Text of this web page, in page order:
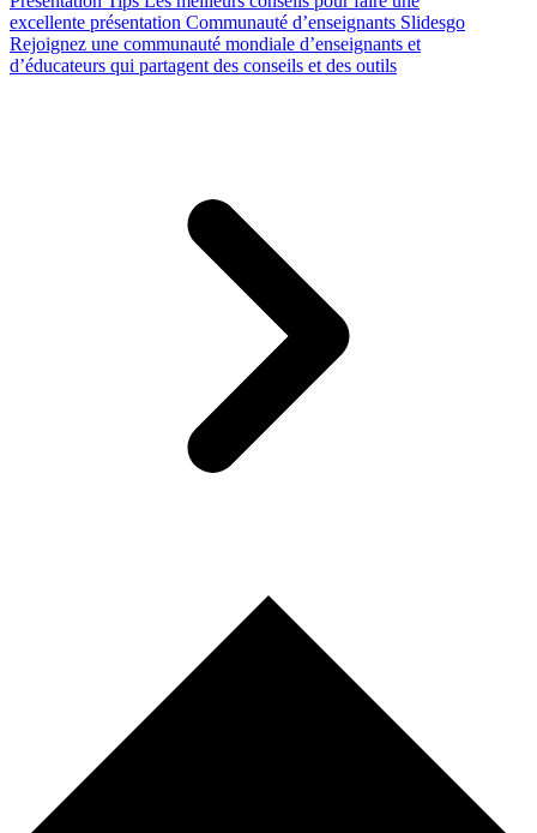
excellente présentation Communauté d’enseignants Slidesgo
Rejoignez une communauté mondiale d’enseignants et
d’éducateurs qui partagent des conseils et des outils